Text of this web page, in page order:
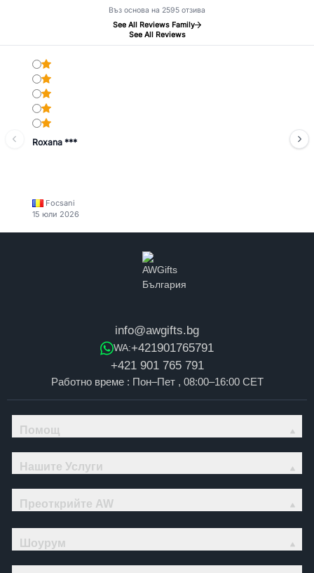
Въз основа на 2595 отзива
See All Reviews Family
See All Reviews
Roxana ***
Focsani
15 юли 2026
info@awgifts.bg
WA:+421901765791
+421 901 765 791
Работно време : Пон–Пет , 08:00–16:00 CET
Помощ
Нашите Услуги
Преоткрийте AW
Шоурум